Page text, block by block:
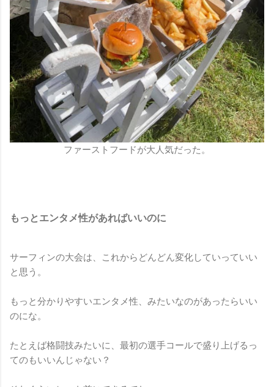
ファーストフードが大人気だった。
もっとエンタメ性があればいいのに
サーフィンの大会は、これからどんどん変化していっていい
と思う。
もっと分かりやすいエンタメ性、みたいなのがあったらいい
のにな。
たとえば格闘技みたいに、最初の選手コールで盛り上げるっ
てのもいいんじゃない？